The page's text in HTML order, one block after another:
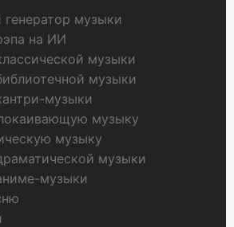
генератор музыки
на ИИ
музыки
музыки
музыки
музыку
музыку
музыки
музыки